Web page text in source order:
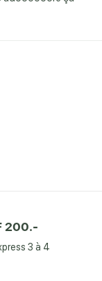
200.-
3 à 4